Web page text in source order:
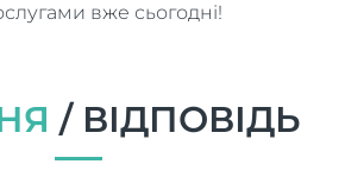
вже сьогодні!
/ ВІДПОВІДЬ